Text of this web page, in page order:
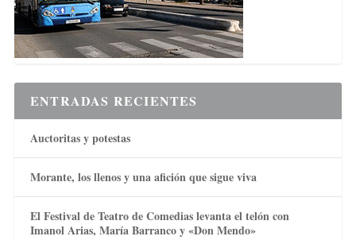
ENTRADAS RECIENTES
Auctoritas y potestas
Morante, los llenos y una afición que sigue viva
El Festival de Teatro de Comedias levanta el telón con
Imanol Arias, María Barranco y «Don Mendo»